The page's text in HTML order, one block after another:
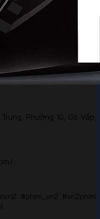
Phường 10, Gò Vấp,
#phim_vn2 #vn2phim